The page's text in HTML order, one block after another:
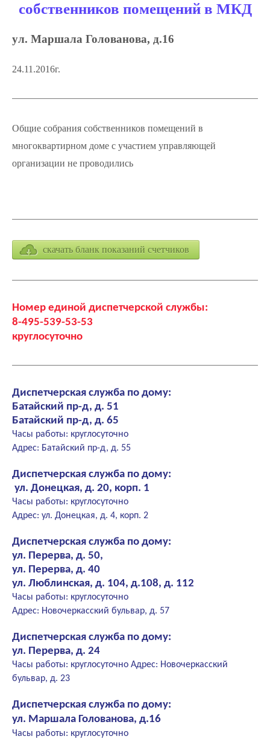
собственников помещений в МКД
ул. Маршала Голованова, д.16
24.11.2016г.
Общие собрания собственников помещений в
многоквартирном доме с участием управляющей
организации не проводились
скачать бланк показаний счетчиков
Номер единой диспетчерской службы:
8-495-539-53-53
круглосуточно
Диспетчерская служба по дому:
Батайский пр-д, д. 51
Батайский пр-д, д. 65
Часы работы: круглосуточно
Адрес: Батайский пр-д, д. 55
Диспетчерская служба по дому:
ул. Донецкая, д. 20, корп. 1
Часы работы: круглосуточно
Адрес: ул. Донецкая, д. 4, корп. 2
Диспетчерская служба по дому:
ул. Перерва, д. 50,
ул. Перерва, д. 40
ул. Люблинская, д. 104, д.108, д. 112
Часы работы: круглосуточно
Адрес: Новочеркасский бульвар, д. 57
Диспетчерская служба по дому:
ул. Перерва, д. 24
Часы работы: круглосуточно Адрес: Новочеркасский
бульвар, д. 23
Диспетчерская служба по дому:
ул. Маршала Голованова, д.16
Часы работы: круглосуточно